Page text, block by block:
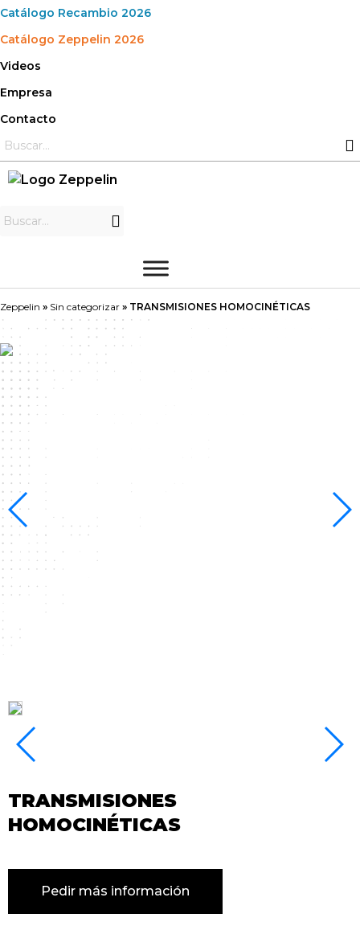
Saltar
contenido
Catálogo Recambio 2026
Catálogo Zeppelin 2026
Videos
Empresa
Contacto
Zeppelin » Sin categorizar » TRANSMISIONES HOMOCINÉTICAS
TRANSMISIONES
HOMOCINÉTICAS
Pedir más información